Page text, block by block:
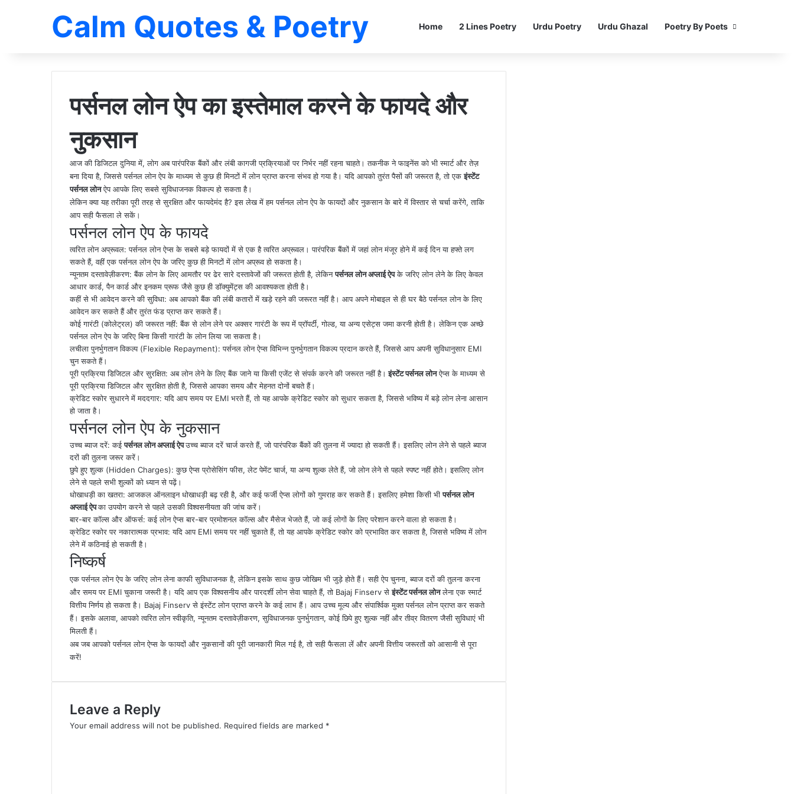
Calm Quotes & Poetry Home 2 Lines Poetry Urdu Poetry Urdu Ghazal Poetry By Poets
पर्सनल लोन ऐप का इस्तेमाल करने के फायदे और
नुकसान
आज की डिजिटल दुनिया में, लोग अब पारंपरिक बैंकों और लंबी कागजी प्रक्रियाओं पर निर्भर नहीं रहना चाहते। तकनीक ने फाइनेंस को भी स्मार्ट और तेज़
बना दिया है, जिससे पर्सनल लोन ऐप के माध्यम से कुछ ही मिनटों में लोन प्राप्त करना संभव हो गया है। यदि आपको तुरंत पैसों की जरूरत है, तो एकइंस्टेंट
पर्सनल लोनऐप आपके लिए सबसे सुविधाजनक विकल्प हो सकता है।
लेकिन क्या यह तरीका पूरी तरह से सुरक्षित और फायदेमंद है? इस लेख में हम पर्सनल लोन ऐप के फायदों और नुकसान के बारे में विस्तार से चर्चा करेंगे, ताकि
आप सही फैसला ले सकें।
पर्सनल लोन ऐप के फायदे
त्वरित लोन अप्रूवल: पर्सनल लोन ऐप्स के सबसे बड़े फायदों में से एक है त्वरित अप्रूवल। पारंपरिक बैंकों में जहां लोन मंजूर होने में कई दिन या हफ्ते लग
सकते हैं, वहीं एक पर्सनल लोन ऐप के जरिए कुछ ही मिनटों में लोन अप्रूव हो सकता है।
न्यूनतम दस्तावेज़ीकरण: बैंक लोन के लिए आमतौर पर ढेर सारे दस्तावेजों की जरूरत होती है, लेकिनपर्सनल लोन अप्लाई ऐपके जरिए लोन लेने के लिए केवल
आधार कार्ड, पैन कार्ड और इनकम प्रूफ जैसे कुछ ही डॉक्युमेंट्स की आवश्यकता होती है।
कहीं से भी आवेदन करने की सुविधा: अब आपको बैंक की लंबी कतारों में खड़े रहने की जरूरत नहीं है। आप अपने मोबाइल से ही घर बैठे पर्सनल लोन के लिए
आवेदन कर सकते हैं और तुरंत फंड प्राप्त कर सकते हैं।
कोई गारंटी (कोलेट्रल) की जरूरत नहीं: बैंक से लोन लेने पर अक्सर गारंटी के रूप में प्रॉपर्टी, गोल्ड, या अन्य एसेट्स जमा करनी होती है। लेकिन एक अच्छे
पर्सनल लोन ऐप के जरिए बिना किसी गारंटी के लोन लिया जा सकता है।
लचीला पुनर्भुगतान विकल्प (Flexible Repayment): पर्सनल लोन ऐप्स विभिन्न पुनर्भुगतान विकल्प प्रदान करते हैं, जिससे आप अपनी सुविधानुसार EMI
चुन सकते हैं।
पूरी प्रक्रिया डिजिटल और सुरक्षित: अब लोन लेने के लिए बैंक जाने या किसी एजेंट से संपर्क करने की जरूरत नहीं है। इंस्टेंट पर्सनल लोनऐप्स के माध्यम से
पूरी प्रक्रिया डिजिटल और सुरक्षित होती है, जिससे आपका समय और मेहनत दोनों बचते हैं।
क्रेडिट स्कोर सुधारने में मददगार: यदि आप समय पर EMI भरते हैं, तो यह आपके क्रेडिट स्कोर को सुधार सकता है, जिससे भविष्य में बड़े लोन लेना आसान
हो जाता है।
पर्सनल लोन ऐप के नुकसान
उच्च ब्याज दरें: कईपर्सनल लोन अप्लाई ऐपउच्च ब्याज दरें चार्ज करते हैं, जो पारंपरिक बैंकों की तुलना में ज्यादा हो सकती हैं। इसलिए लोन लेने से पहले ब्याज
दरों की तुलना जरूर करें।
छुपे हुए शुल्क (Hidden Charges): कुछ ऐप्स प्रोसेसिंग फीस, लेट पेमेंट चार्ज, या अन्य शुल्क लेते हैं, जो लोन लेने से पहले स्पष्ट नहीं होते। इसलिए लोन
लेने से पहले सभी शुल्कों को ध्यान से पढ़ें।
धोखाधड़ी का खतरा: आजकल ऑनलाइन धोखाधड़ी बढ़ रही है, और कई फर्जी ऐप्स लोगों को गुमराह कर सकते हैं। इसलिए हमेशा किसी भीपर्सनल लोन
अप्लाई ऐपका उपयोग करने से पहले उसकी विश्वसनीयता की जांच करें।
बार-बार कॉल्स और ऑफर्स: कई लोन ऐप्स बार-बार प्रमोशनल कॉल्स और मैसेज भेजते हैं, जो कई लोगों के लिए परेशान करने वाला हो सकता है।
क्रेडिट स्कोर पर नकारात्मक प्रभाव: यदि आप EMI समय पर नहीं चुकाते हैं, तो यह आपके क्रेडिट स्कोर को प्रभावित कर सकता है, जिससे भविष्य में लोन
लेने में कठिनाई हो सकती है।
निष्कर्ष
एक पर्सनल लोन ऐप के जरिए लोन लेना काफी सुविधाजनक है, लेकिन इसके साथ कुछ जोखिम भी जुड़े होते हैं। सही ऐप चुनना, ब्याज दरों की तुलना करना
और समय पर EMI चुकाना जरूरी है। यदि आप एक विश्वसनीय और पारदर्शी लोन सेवा चाहते हैं, तो Bajaj Finserv से इंस्टेंट पर्सनल लोनलेना एक स्मार्ट
वित्तीय निर्णय हो सकता है। Bajaj Finserv से इंस्टेंट लोन प्राप्त करने के कई लाभ हैं। आप उच्च मूल्य और संपार्श्विक मुक्त पर्सनल लोन प्राप्त कर सकते
हैं। इसके अलावा, आपको त्वरित लोन स्वीकृति, न्यूनतम दस्तावेज़ीकरण, सुविधाजनक पुनर्भुगतान, कोई छिपे हुए शुल्क नहीं और तीव्र वितरण जैसी सुविधाएं भी
मिलती हैं।
अब जब आपको पर्सनल लोन ऐप्स के फायदों और नुकसानों की पूरी जानकारी मिल गई है, तो सही फैसला लें और अपनी वित्तीय जरूरतों को आसानी से पूरा
करें!
Leave a Reply
Your email address will not be published. Required fields are marked *